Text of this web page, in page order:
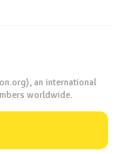
an international
worldwide.